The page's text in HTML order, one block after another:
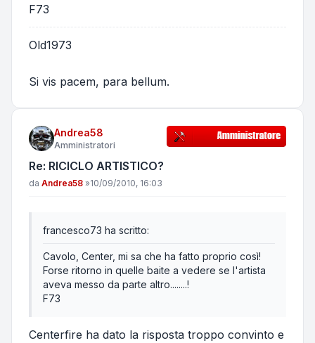
F73
Old1973
Si vis pacem, para bellum.
Andrea58
Amministratori
Re: RICICLO ARTISTICO?
Messaggio
da Andrea58 »10/09/2010, 16:03
francesco73 ha scritto:
Cavolo, Center, mi sa che ha fatto proprio così!
Forse ritorno in quelle baite a vedere se l'artista
aveva messo da parte altro........!
F73
Centerfire ha dato la risposta troppo convinto e